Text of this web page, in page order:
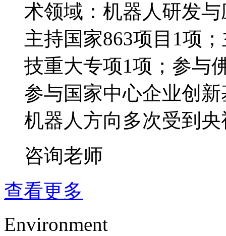
术领域：机器人研发
主持国家863项目1项
技重大专项1项；参与
参与国家中心企业创
机器人方向多次受到
咨询老师
查看更多
Environment